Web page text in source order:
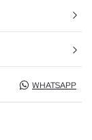
WHATSAPP